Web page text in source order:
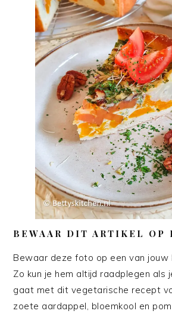
BEWAAR DIT ARTIKEL OP
Bewaar deze foto op een van jouw
Zo kun je hem altijd raadplegen als
gaat met dit vegetarische recept
zoete aardappel, bloemkool en